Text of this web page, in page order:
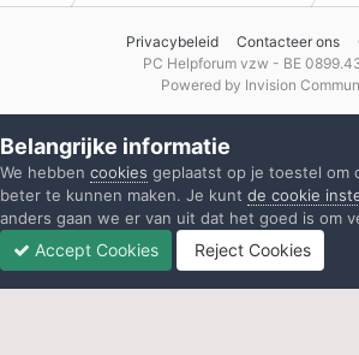
Privacybeleid Contacteer ons
PC Helpforum vzw - BE
Powered by Invision
Belangrijke informatie
We hebben cookies geplaatst op je toestel om
beter te kunnen maken. Je kunt de cookie
anders gaan we er van uit dat het goed is om
Accept Cookies Reject Cookies
Ongelezen